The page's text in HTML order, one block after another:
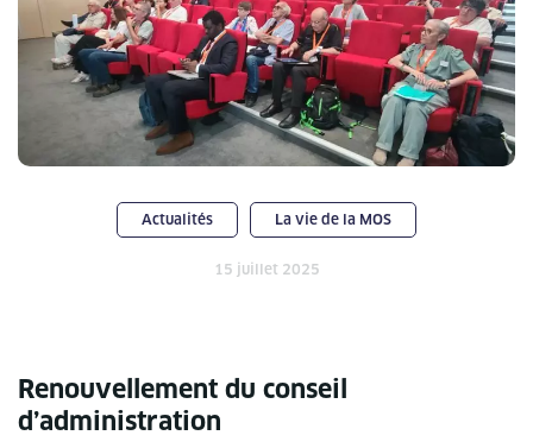
Actualités La vie de la MOS
15 juillet 2025
Renouvellement du conseil
d’administration